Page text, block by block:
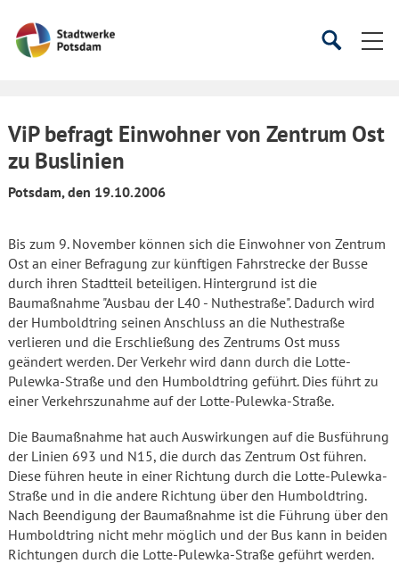
Startseite
SucheSuche
ViP befragt Einwohner von Zentrum Ost
zu Buslinien
Potsdam, den 19.10.2006
Bis zum 9. November können sich die Einwohner von Zentrum
Ost an einer Befragung zur künftigen Fahrstrecke der Busse
durch ihren Stadtteil beteiligen. Hintergrund ist die
Baumaßnahme "Ausbau der L40 - Nuthestraße". Dadurch wird
der Humboldtring seinen Anschluss an die Nuthestraße
verlieren und die Erschließung des Zentrums Ost muss
geändert werden. Der Verkehr wird dann durch die Lotte-
Pulewka-Straße und den Humboldtring geführt. Dies führt zu
einer Verkehrszunahme auf der Lotte-Pulewka-Straße.
Die Baumaßnahme hat auch Auswirkungen auf die Busführung
der Linien 693 und N15, die durch das Zentrum Ost führen.
Diese führen heute in einer Richtung durch die Lotte-Pulewka-
Straße und in die andere Richtung über den Humboldtring.
Nach Beendigung der Baumaßnahme ist die Führung über den
Humboldtring nicht mehr möglich und der Bus kann in beiden
Richtungen durch die Lotte-Pulewka-Straße geführt werden.